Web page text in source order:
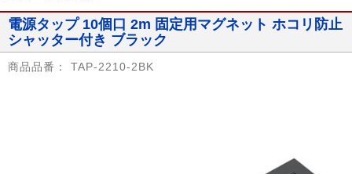
電源タップ 10個口 2m 固定用マグネット ホコリ防止
シャッター付き ブラック
商品品番： TAP-2210-2BK